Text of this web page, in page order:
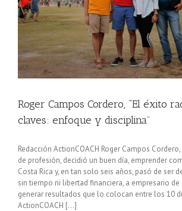
Roger Campos Cordero, “El éxito
claves: enfoque y disciplina”
Redacción ActionCOACH Roger Campos
de profesión, decidió un buen día, emprender
Costa Rica y, en tan solo seis años, pasó de ser
sin tiempo ni libertad financiera, a empresario de
generar resultados que lo colocan entre los 10
ActionCOACH [...]